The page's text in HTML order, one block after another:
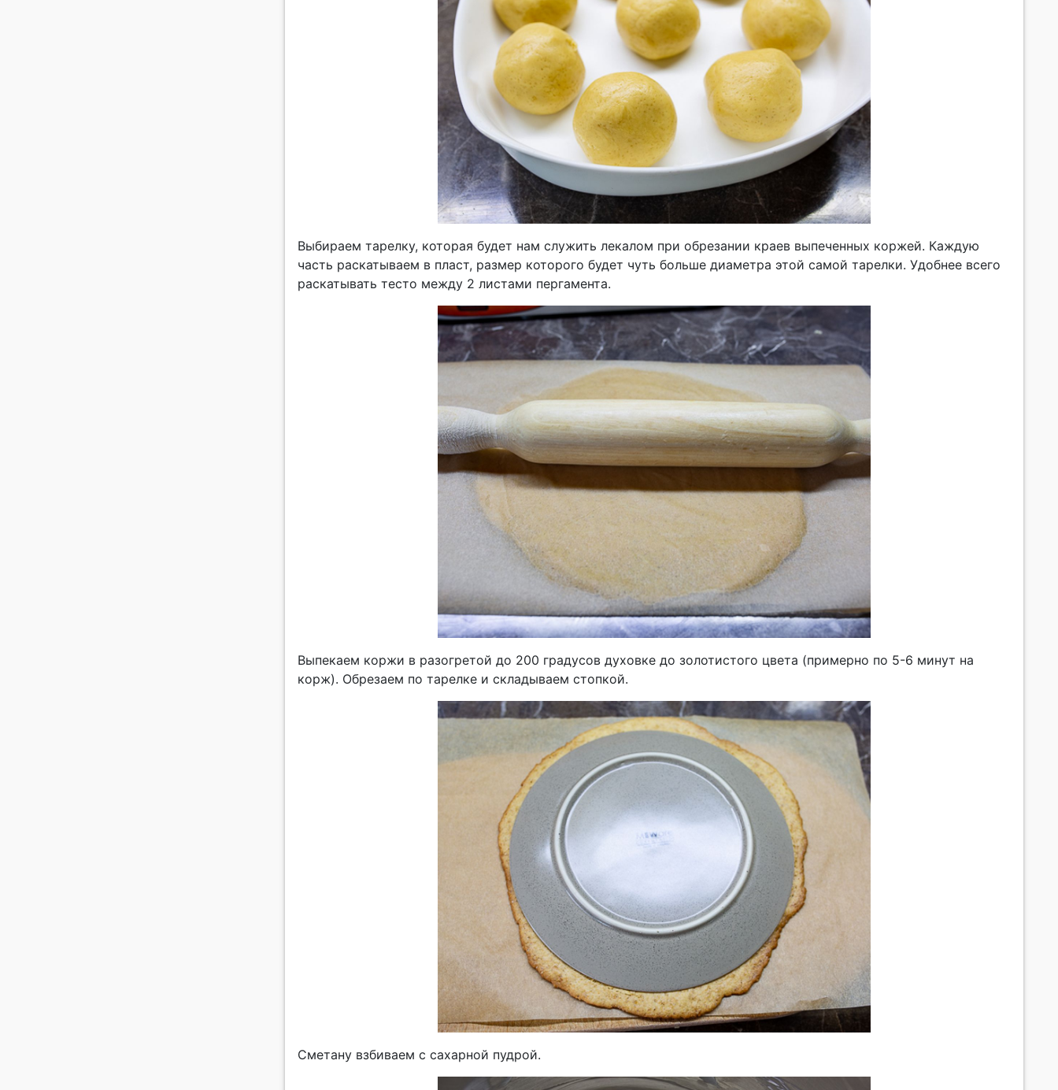
Выбираем тарелку, которая будет нам служить лекалом при обрезании краев выпеченных коржей. Каждую
часть раскатываем в пласт, размер которого будет чуть больше диаметра этой самой тарелки. Удобнее всего
раскатывать тесто между 2 листами пергамента.
Выпекаем коржи в разогретой до 200 градусов духовке до золотистого цвета (примерно по 5-6 минут на
корж). Обрезаем по тарелке и складываем стопкой.
Сметану взбиваем с сахарной пудрой.